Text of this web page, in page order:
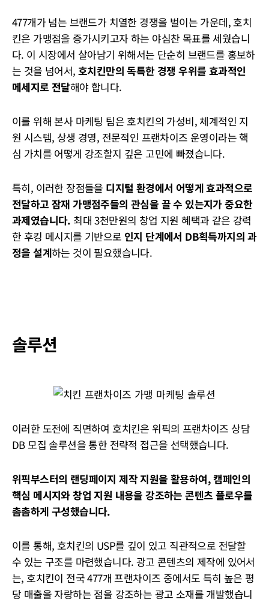
477개가 넘는 브랜드가 치열한 경쟁을 벌이는 가운데, 호치
킨은 가맹점을 증가시키고자 하는 야심찬 목표를 세웠습니
다. 이 시장에서 살아남기 위해서는 단순히 브랜드를 홍보하
는 것을 넘어서, 호치킨만의 독특한 경쟁 우위를 효과적인
메세지로 전달해야 합니다.
이를 위해 본사 마케팅 팀은 호치킨의 가성비, 체계적인 지
원 시스템, 상생 경영, 전문적인 프랜차이즈 운영이라는 핵
심 가치를 어떻게 강조할지 깊은 고민에 빠졌습니다.
특히, 이러한 장점들을 디지털 환경에서 어떻게 효과적으로
전달하고 잠재 가맹점주들의 관심을 끌 수 있는지가 중요한
과제였습니다. 최대 3천만원의 창업 지원 혜택과 같은 강력
한 후킹 메시지를 기반으로 인지 단계에서 DB획득까지의 과
정을 설계하는 것이 필요했습니다.
솔루션
이러한 도전에 직면하여 호치킨은 위픽의 프랜차이즈 상담
DB 모집 솔루션을 통한 전략적 접근을 선택했습니다.
위픽부스터의 랜딩페이지 제작 지원을 활용하여, 캠페인의
핵심 메시지와 창업 지원 내용을 강조하는 콘텐츠 플로우를
촘촘하게 구성했습니다.
이를 통해, 호치킨의 USP를 깊이 있고 직관적으로 전달할
수 있는 구조를 마련했습니다. 광고 콘텐츠의 제작에 있어서
는, 호치킨이 전국 477개 프랜차이즈 중에서도 특히 높은 평
당 매출을 자랑하는 점을 강조하는 광고 소재를 개발했습니